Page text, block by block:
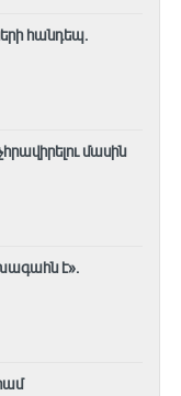
հանդեպ.
մասին
է»․